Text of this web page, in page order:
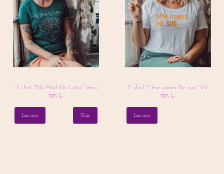
T-shirt "No Mud No Lotus" Grön
395 kr
Läs mer Köp
T-shirt "Here comes the sun" Vit
395 kr
Läs mer